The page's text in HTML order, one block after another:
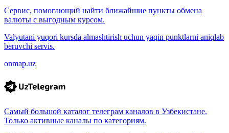
Сервис, помогающий найти ближайшие пункты обмена
валюты с выгодным курсом.
Valyutani yuqori kursda almashtirish uchun yaqin punktlarni aniqlab
beruvchi servis.
onmap.uz
Самый большой каталог телеграм каналов в Узбекистане.
Только активные каналы по категориям.